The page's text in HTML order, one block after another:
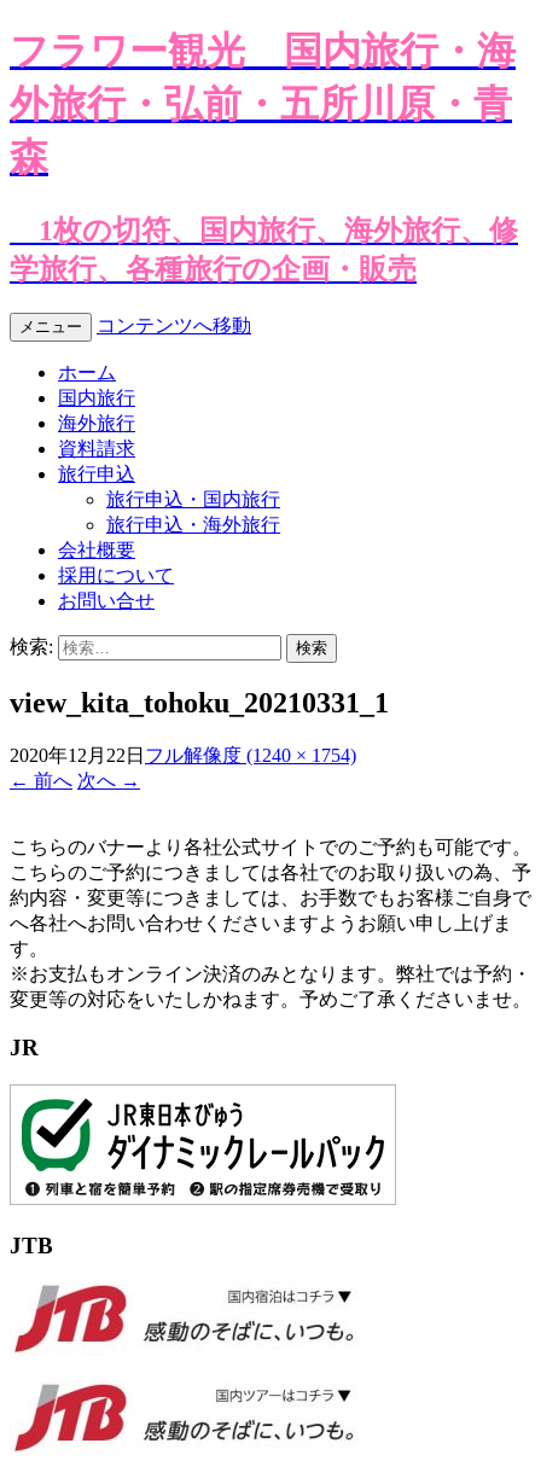
フラワー観光
国内旅行・海
外旅行・弘前・五所川原・青
森
1枚の切符、国内旅行、海外旅行、修
学旅行、各種旅行の企画・販売
メニュー コンテンツへ移動
ホーム
国内旅行
海外旅行
資料請求
旅行申込
旅行申込・国内旅行
旅行申込・海外旅行
会社概要
採用について
お問い合せ
検索:
view_kita_tohoku_20210331_1
2020年12月22日 フル解像度 (1240 × 1754)
← 前へ 次へ →
こちらのバナーより各社公式サイトでのご予約も可能です。
こちらのご予約につきましては各社でのお取り扱いの為、予
約内容・変更等につきましては、お手数でもお客様ご自身で
へ各社へお問い合わせくださいますようお願い申し上げま
す。
※お支払もオンライン決済のみとなります。弊社では予約・
変更等の対応をいたしかねます。予めご了承くださいませ。
JR
JTB